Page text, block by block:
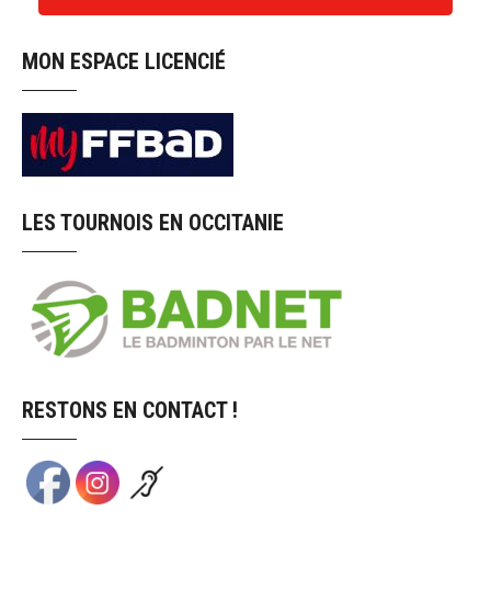
MON ESPACE LICENCIÉ
LES TOURNOIS EN OCCITANIE
RESTONS EN CONTACT !